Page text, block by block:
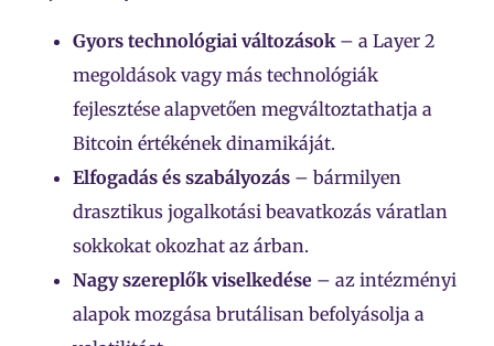
Gyors technológiai változások – a Layer 2
megoldások vagy más technológiák
fejlesztése alapvetően megváltoztathatja a
Bitcoin értékének dinamikáját.
Elfogadás és szabályozás – bármilyen
drasztikus jogalkotási beavatkozás váratlan
sokkokat okozhat az árban.
Nagy szereplők viselkedése – az intézményi
alapok mozgása brutálisan befolyásolja a